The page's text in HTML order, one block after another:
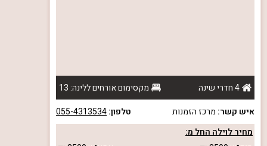
4 חדרי שינה
מקסימום אורחים ללינה: 13
איש קשר: מרכז הזמנות טלפון:055-4313534
מחיר לוילה החל מ: